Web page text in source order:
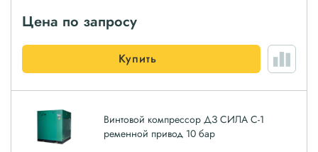
Цена по запросу
Купить
Винтовой компрессор ДЗ СИЛА С-1
ременной привод 10 бар